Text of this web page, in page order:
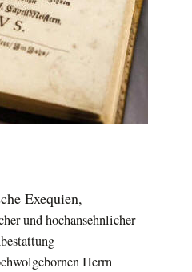
Exequien,
und hochansehnlicher
Herrn